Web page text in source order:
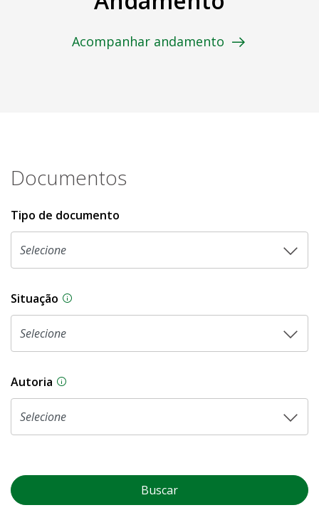
Acompanhar andamento
Documentos
Tipo de documento
Situação Na CLDF, as proposições legislativas
Autoria As proposições legislativas na CLDF podem
Buscar